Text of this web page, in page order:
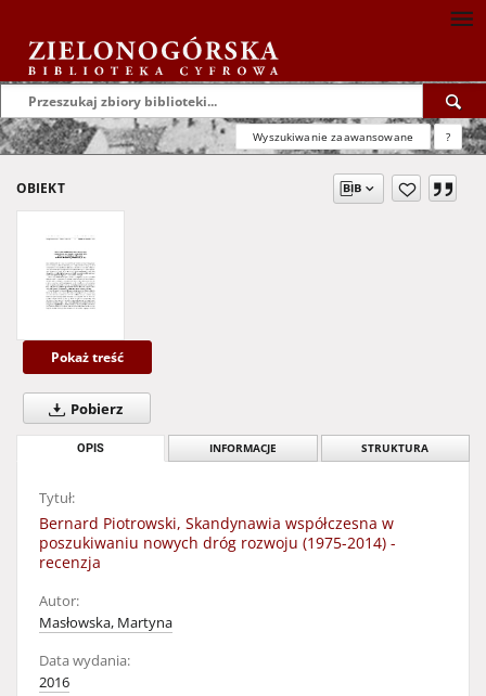
Wyszukiwanie zaawansowane ?
OBIEKT
Pokaż treść
Pobierz
OPIS INFORMACJE STRUKTURA
Tytuł:
Bernard Piotrowski, Skandynawia współczesna w
poszukiwaniu nowych dróg rozwoju (1975-2014) -
recenzja
Autor:
Masłowska, Martyna
Data wydania:
2016